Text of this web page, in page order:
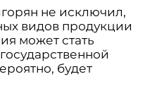
не исключил,
видов продукции
может стать
будет